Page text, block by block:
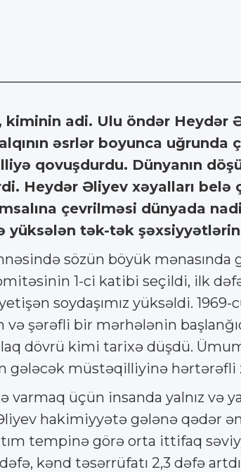
kiminin adi. Ulu öndər Heydər
əsrlər boyunca uğrunda
qovuşdurdu. Dünyanın
Heydər Əliyev xəyalları
çevrilməsi dünyada
tək-tək
sözün böyük
1-ci katibi seçildi, ilk
soydaşımız yüksəldi.
şərəfli bir mərhələnin
dövrü kimi tarixə düşdü.
gələcək müstəqilliyinə hərtərəfli
üçün insanda yalnız və
hakimiyyətə gələnə qədər
tempinə görə orta ittifaq
kənd təsərrüfatı 2,3 dəfə